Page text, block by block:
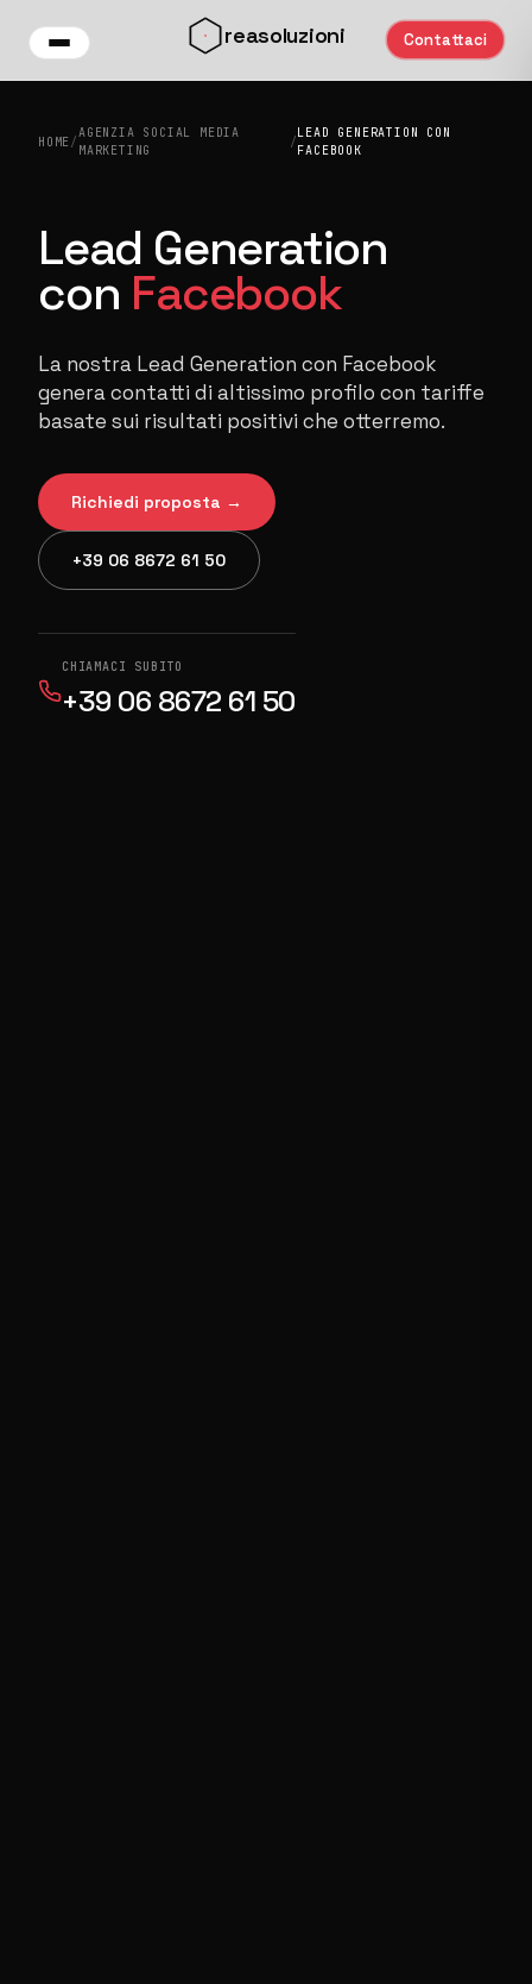
Vai al contenuto principale
reasoluzioni Contattaci
HOME/
AGENZIA SOCIAL MEDIA
MARKETING
/
LEAD GENERATION CON
FACEBOOK
Lead Generation
con Facebook
La nostra Lead Generation con Facebook
genera contatti di altissimo profilo con tariffe
basate sui risultati positivi che otterremo.
Richiedi proposta →
+39 06 8672 61 50
CHIAMACI SUBITO
+39 06 8672 61 50